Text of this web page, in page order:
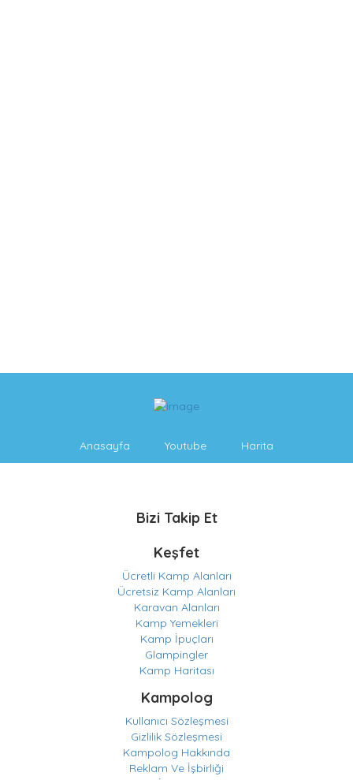
Anasayfa Youtube Harita
Bizi Takip Et
Keşfet
Ücretli Kamp Alanları
Ücretsiz Kamp Alanları
Karavan Alanları
Kamp Yemekleri
Kamp İpuçları
Glampingler
Kamp Haritası
Kampolog
Kullanıcı Sözleşmesi
Gizlilik Sözleşmesi
Kampolog Hakkında
Reklam Ve İşbirliği